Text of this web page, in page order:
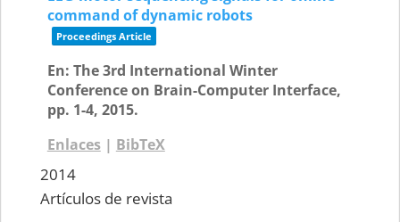
command of dynamic robots
Proceedings Article
En: The 3rd International Winter
Conference on Brain-Computer Interface,
pp. 1-4, 2015.
Enlaces| BibTeX
2014
Artículos de revista